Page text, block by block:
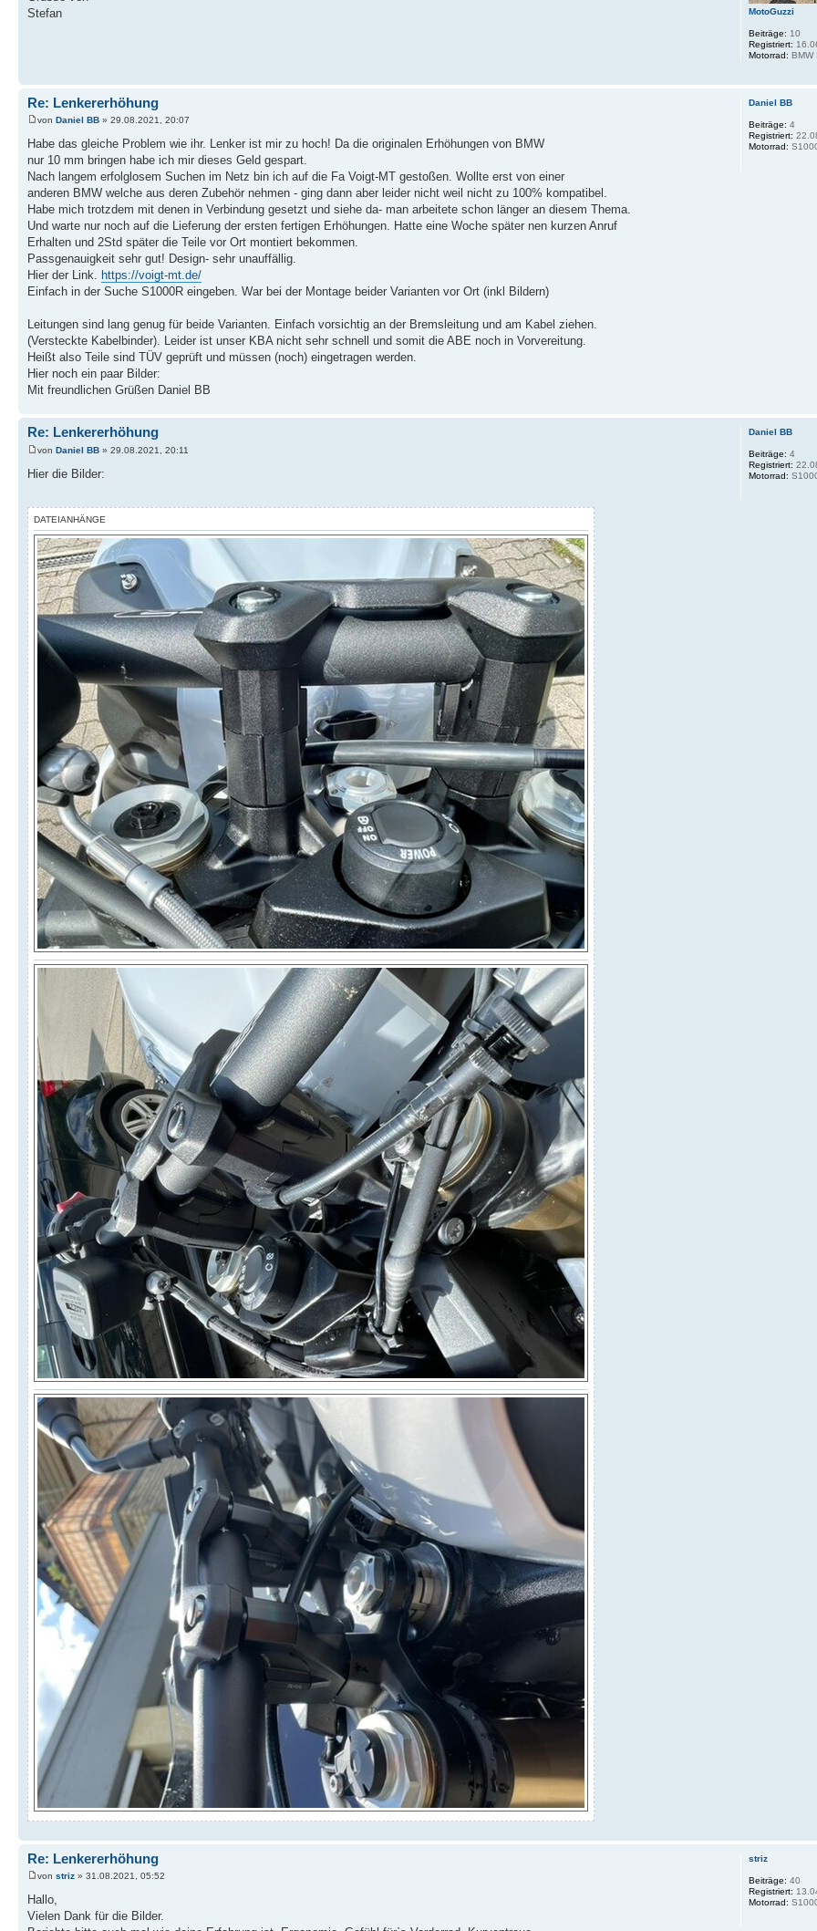
Stefan
MotoGuzzi
Beiträge: 10
Registriert:
Motorrad: BMW
Re: Lenkererhöhung
von Daniel BB » 29.08.2021, 20:07
Habe das gleiche Problem wie ihr. Lenker ist mir zu hoch! Da die originalen Erhöhungen von BMW
nur 10 mm bringen habe ich mir dieses Geld gespart.
Nach langem erfolglosem Suchen im Netz bin ich auf die Fa Voigt-MT gestoßen. Wollte erst von einer
anderen BMW welche aus deren Zubehör nehmen - ging dann aber leider nicht weil nicht zu 100% kompatibel.
Habe mich trotzdem mit denen in Verbindung gesetzt und siehe da- man arbeitete schon länger an diesem Thema.
Und warte nur noch auf die Lieferung der ersten fertigen Erhöhungen. Hatte eine Woche später nen kurzen Anruf
Erhalten und 2Std später die Teile vor Ort montiert bekommen.
Passgenauigkeit sehr gut! Design- sehr unauffällig.
Hier der Link. https://voigt-mt.de/
Einfach in der Suche S1000R eingeben. War bei der Montage beider Varianten vor Ort (inkl Bildern)
Leitungen sind lang genug für beide Varianten. Einfach vorsichtig an der Bremsleitung und am Kabel ziehen.
(Versteckte Kabelbinder). Leider ist unser KBA nicht sehr schnell und somit die ABE noch in Vorvereitung.
Heißt also Teile sind TÜV geprüft und müssen (noch) eingetragen werden.
Hier noch ein paar Bilder:
Mit freundlichen Grüßen Daniel BB
Daniel BB
Beiträge: 4
Registriert:
Motorrad:
Re: Lenkererhöhung
von Daniel BB » 29.08.2021, 20:11
Hier die Bilder:
DATEIANHÄNGE
Daniel BB
Beiträge: 4
Registriert:
Motorrad:
Re: Lenkererhöhung
von striz » 31.08.2021, 05:52
Hallo,
Vielen Dank für die Bilder.
striz
Beiträge: 40
Registriert:
Motorrad: